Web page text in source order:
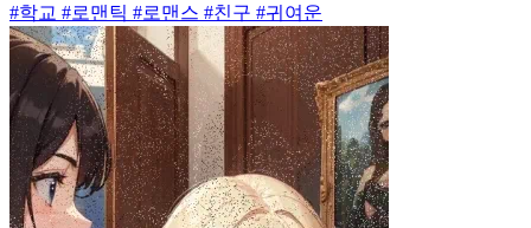
#학교 #로맨틱 #로맨스 #친구 #귀여운